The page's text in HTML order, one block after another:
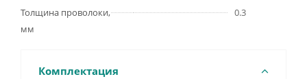
Толщина проволоки,
мм
0.3
Комплектация